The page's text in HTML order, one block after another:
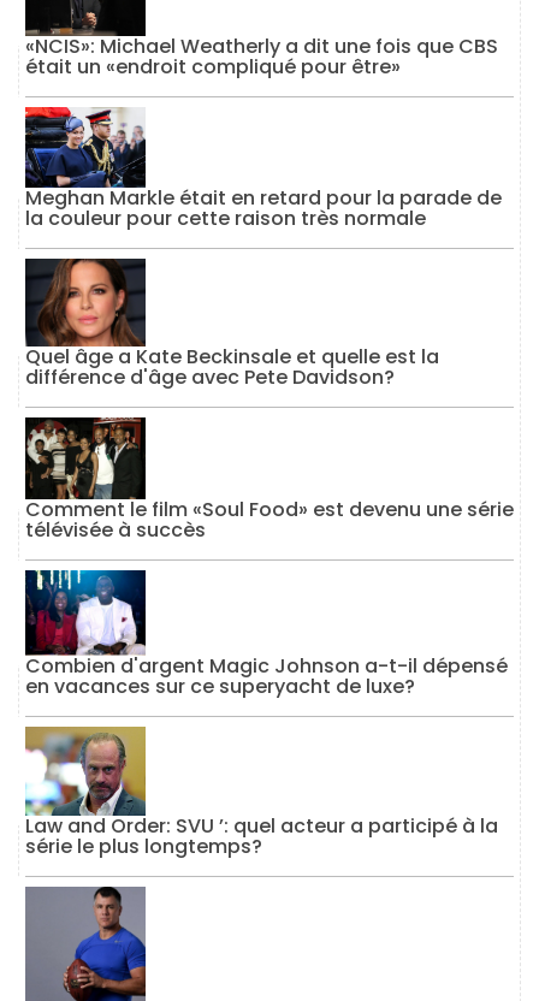
«NCIS»: Michael Weatherly a dit une fois que CBS
était un «endroit compliqué pour être»
Meghan Markle était en retard pour la parade de
la couleur pour cette raison très normale
Quel âge a Kate Beckinsale et quelle est la
différence d'âge avec Pete Davidson?
Comment le film «Soul Food» est devenu une série
télévisée à succès
Combien d'argent Magic Johnson a-t-il dépensé
en vacances sur ce superyacht de luxe?
Law and Order: SVU ’: quel acteur a participé à la
série le plus longtemps?